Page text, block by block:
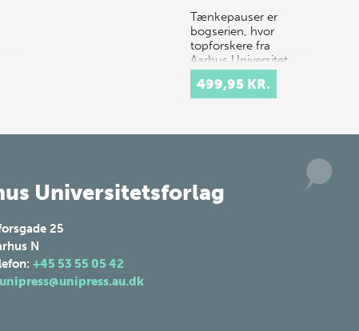
Tænkepauser er
bogserien, hvor
topforskere fra
Aarhus Universitet
formidler deres viden
om centrale emner
som frihed, netværk
k…
499,95 KR.
Universitetsforlag
25
N
+45 53 55 05 42
unipress@unipress.au.dk